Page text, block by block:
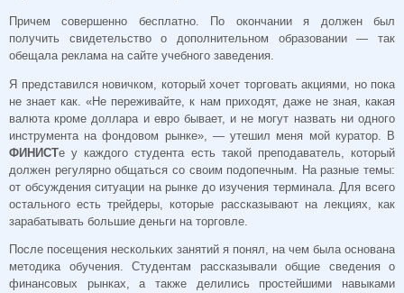
Причем совершенно бесплатно. По окончании я должен был
получить свидетельство о дополнительном образовании — так
обещала реклама на сайте учебного заведения.
Я представился новичком, который хочет торговать акциями, но пока
не знает как. «Не переживайте, к нам приходят, даже не зная, какая
валюта кроме доллара и евро бывает, и не могут назвать ни одного
инструмента на фондовом рынке», — утешил меня мой куратор. В
ФИНИСТе у каждого студента есть такой преподаватель, который
должен регулярно общаться со своим подопечным. На разные темы:
от обсуждения ситуации на рынке до изучения терминала. Для всего
остального есть трейдеры, которые рассказывают на лекциях, как
зарабатывать большие деньги на торговле.
После посещения нескольких занятий я понял, на чем была основана
методика обучения. Студентам рассказывали общие сведения о
финансовых рынках, а также делились простейшими навыками